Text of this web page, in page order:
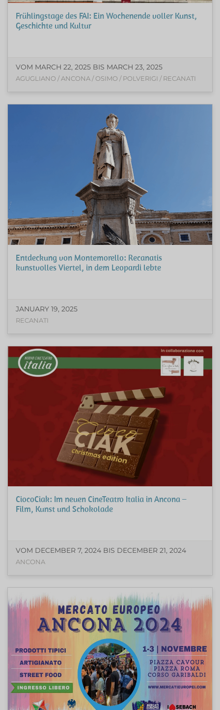
Frühlingstage des FAI: Ein Wochenende voller Kunst,
Geschichte und Kultur
VOM MARCH 22, 2025 BIS MARCH 23, 2025
AGUGLIANO / ANCONA / OSIMO / POLVERIGI / RECANATI
Entdeckung von Montemorello: Recanatis
kunstvolles Viertel, in dem Leopardi lebte
JANUARY 19, 2025
RECANATI
CiocoCiak: Im neuen CineTeatro Italia in Ancona –
Film, Kunst und Schokolade
VOM DECEMBER 7, 2024 BIS DECEMBER 21, 2024
ANCONA